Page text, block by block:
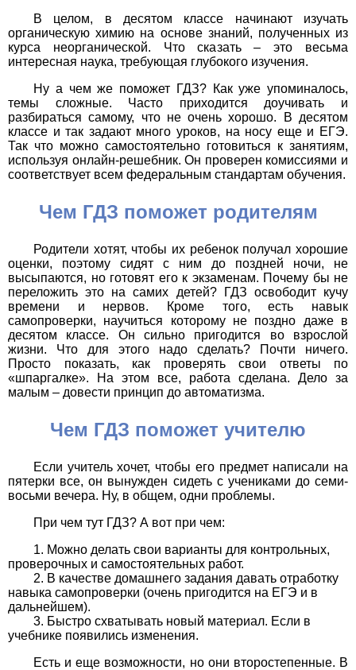
В целом, в десятом классе начинают изучать
органическую химию на основе знаний, полученных из
курса неорганической. Что сказать – это весьма
интересная наука, требующая глубокого изучения.
Ну а чем же поможет ГДЗ? Как уже упоминалось,
темы сложные. Часто приходится доучивать и
разбираться самому, что не очень хорошо. В десятом
классе и так задают много уроков, на носу еще и ЕГЭ.
Так что можно самостоятельно готовиться к занятиям,
используя онлайн-решебник. Он проверен комиссиями и
соответствует всем федеральным стандартам обучения.
Чем ГДЗ поможет родителям
Родители хотят, чтобы их ребенок получал хорошие
оценки, поэтому сидят с ним до поздней ночи, не
высыпаются, но готовят его к экзаменам. Почему бы не
переложить это на самих детей? ГДЗ освободит кучу
времени и нервов. Кроме того, есть навык
самопроверки, научиться которому не поздно даже в
десятом классе. Он сильно пригодится во взрослой
жизни. Что для этого надо сделать? Почти ничего.
Просто показать, как проверять свои ответы по
«шпаргалке». На этом все, работа сделана. Дело за
малым – довести принцип до автоматизма.
Чем ГДЗ поможет учителю
Если учитель хочет, чтобы его предмет написали на
пятерки все, он вынужден сидеть с учениками до семи-
восьми вечера. Ну, в общем, одни проблемы.
При чем тут ГДЗ? А вот при чем:
Можно делать свои варианты для контрольных,
проверочных и самостоятельных работ.
В качестве домашнего задания давать отработку
навыка самопроверки (очень пригодится на ЕГЭ и в
дальнейшем).
Быстро схватывать новый материал. Если в
учебнике появились изменения.
Есть и еще возможности, но они второстепенные. В